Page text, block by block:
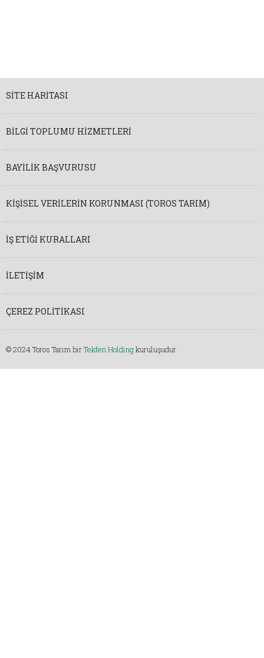
SITE HARITASI
BILGI TOPLUMU HIZMETLERI
BAYILIK BAŞVURUSU
KIŞISEL VERILERIN KORUNMASI (TOROS TARIM)
İŞ ETIĞI KURALLARI
İLETIŞIM
ÇEREZ POLITIKASI
© 2024 Toros Tarım birTekfen Holdingkuruluşudur.